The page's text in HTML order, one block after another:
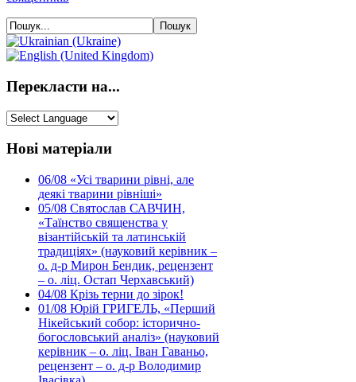
Перекласти на...
Нові матеріали
06/08 «Усі тварини рівні, але
деякі тварини рівніші»
05/08 Святослав САВЧИН,
«Таїнство священства у
візантійській та латинській
традиціях» (науковий керівник –
о. д-р Мирон Бендик, рецензент
– о. ліц. Остап Черхавський)
04/08 Крізь терни до зірок!
01/08 Юрій ГРИГЕЛЬ, «Перший
Нікейський собор: історично-
богословський аналіз» (науковий
керівник – о. ліц. Іван Гаваньо,
рецензент – о. д-р Володимир